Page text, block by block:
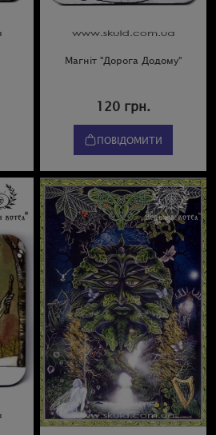
Магніт "Дорога Додому"
120 грн.
ПОВІДОМИТИ